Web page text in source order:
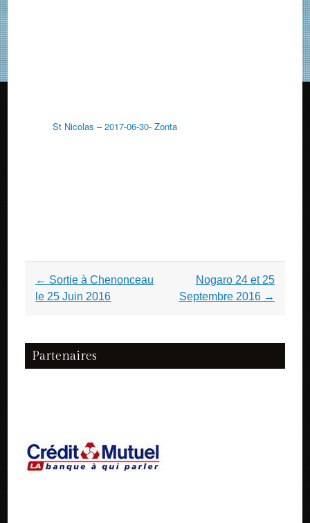
St Nicolas – 2017-06-30- Zonta
Post
navigation
← Sortie à Chenonceau
le 25 Juin 2016
Nogaro 24 et 25
Septembre 2016 →
Partenaires